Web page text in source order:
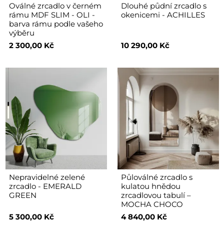
Oválné zrcadlo v černém
rámu MDF SLIM - OLI -
barva rámu podle vašeho
výběru
2 300,00 Kč
Dlouhé půdní zrcadlo s
okenicemi - ACHILLES
10 290,00 Kč
Nepravidelné zelené
zrcadlo - EMERALD
GREEN
5 300,00 Kč
Půloválné zrcadlo s
kulatou hnědou
zrcadlovou tabulí –
MOCHA CHOCO
4 840,00 Kč